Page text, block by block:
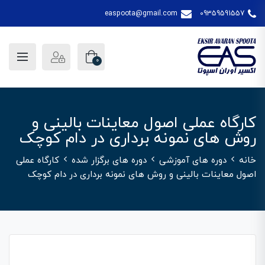
09359591557
easpoota@gmail.com
0
کارگاه عملی اصول معاینات بالینی و
روش های نمونه برداری در دام کوچک
خانه دوره های آموزشی دوره های برگزار شده
کارگاه عملی
اصول معاینات بالینی و روش های نمونه برداری در دام کوچک